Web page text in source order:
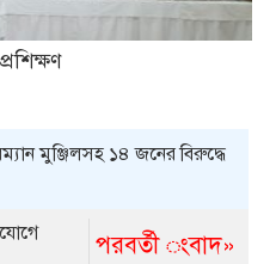
মুঞ্জিলসহ ১৪ জনের বিরুদ্ধে
পরবর্তী ংবাদ»